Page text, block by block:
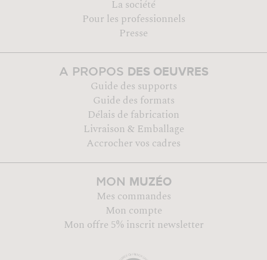
La société
Pour les professionnels
Presse
A PROPOS DES OEUVRES
Guide des supports
Guide des formats
Délais de fabrication
Livraison & Emballage
Accrocher vos cadres
MON MUZÉO
Mes commandes
Mon compte
Mon offre 5% inscrit newsletter